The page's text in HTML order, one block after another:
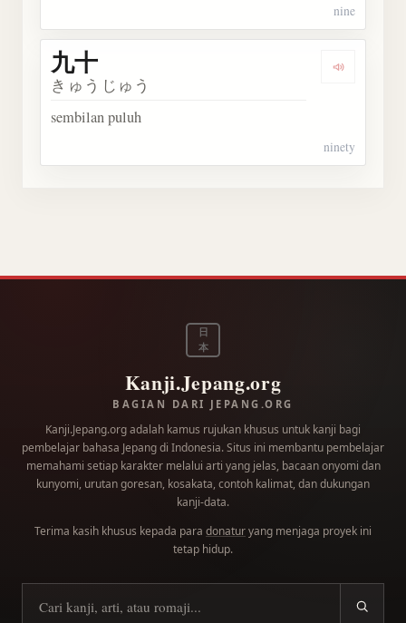
nine
Dengarkan
九十
きゅうじゅう
sembilan puluh
ninety
日
本
Kanji.Jepang.org
BAGIAN DARI JEPANG.ORG
Kanji.Jepang.org adalah kamus rujukan khusus untuk kanji bagi
pembelajar bahasa Jepang di Indonesia. Situs ini membantu pembelajar
memahami setiap karakter melalui arti yang jelas, bacaan onyomi dan
kunyomi, urutan goresan, kosakata, contoh kalimat, dan dukungan
kanji-data.
Terima kasih khusus kepada para donaturyang menjaga proyek ini
tetap hidup.
Cari kanji